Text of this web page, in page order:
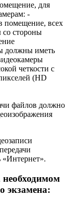
для
-
помещение, всех
со стороны
должны иметь
четкости с
(HD
файлов должно
«Интернет».
необходимом
экзамена: